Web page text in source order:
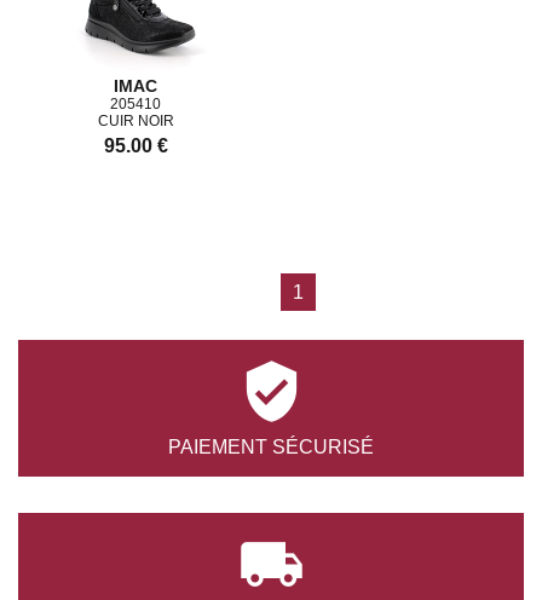
IMAC
205410
CUIR NOIR
95.00 €
1

PAIEMENT SÉCURISÉ
